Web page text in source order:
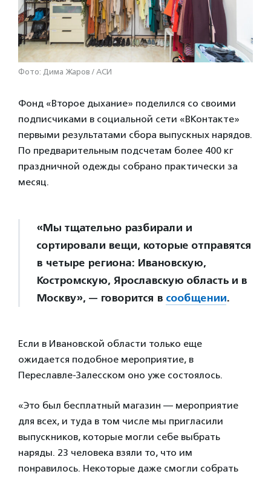
Фото: Дима Жаров / АСИ
Фонд «Второе дыхание» поделился со своими
подписчиками в социальной сети «ВКонтакте»
первыми результатами сбора выпускных нарядов.
По предварительным подсчетам более 400 кг
праздничной одежды собрано практически за
месяц.
«Мы тщательно разбирали и
сортировали вещи, которые отправятся
в четыре региона: Ивановскую,
Костромскую, Ярославскую область и в
Москву», — говорится в сообщении.
Если в Ивановской области только еще
ожидается подобное мероприятие, в
Переславле-Залесском оно уже состоялось.
«Это был бесплатный магазин — мероприятие
для всех, и туда в том числе мы пригласили
выпускников, которые могли себе выбрать
наряды. 23 человека взяли то, что им
понравилось. Некоторые даже смогли собрать